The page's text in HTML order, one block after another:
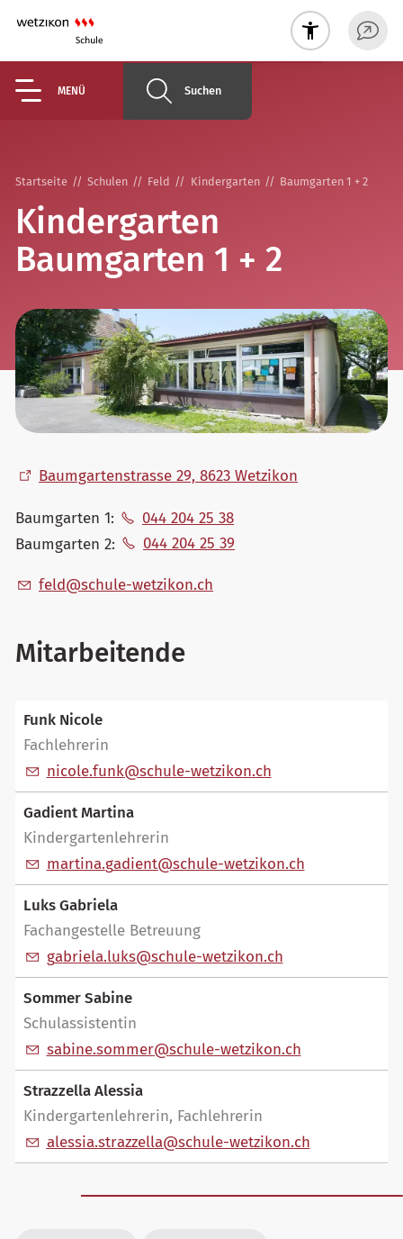
MENÜ Suchen
Startseite Schulen Feld Kindergarten Baumgarten 1 + 2
Kindergarten
Baumgarten 1 + 2
Baumgartenstrasse 29, 8623 Wetzikon
Baumgarten 1:
044 204 25 38
Baumgarten 2:
044 204 25 39
f ld sch l -w tz k n ch
Mitarbeitende
Funk Nicole
Fachlehrerin
n c l f nk sch l -w tz k n ch
Gadient Martina
Kindergartenlehrerin
m rt n g d nt sch l -w tz k n ch
Luks Gabriela
Fachangestelle Betreuung
g br l l ks sch l -w tz k n ch
Sommer Sabine
Schulassistentin
s b n s mm r sch l -w tz k n ch
Strazzella Alessia
Kindergartenlehrerin, Fachlehrerin
l ss str zz ll sch l -w tz k n ch